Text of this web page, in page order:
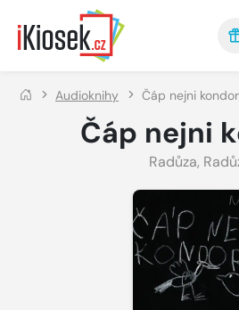
Přejít na hlavní obsah
Audioknihy Čáp nejni kondor
Čáp nejni
Radůza,